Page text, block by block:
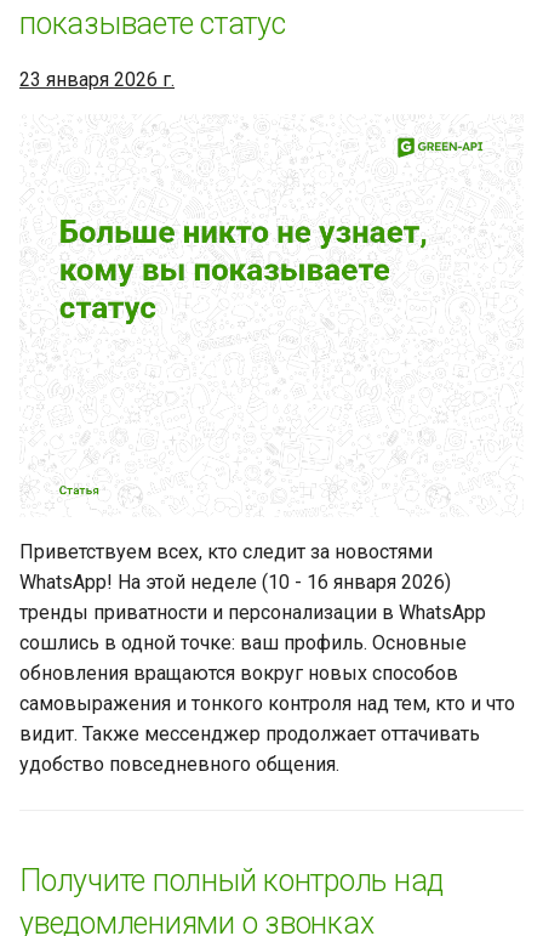
Транскрипция голосовых
сообщений WhatsApp
станет удобнее
Стикеры в WhatsApp, как
инструмент для выражения
эмоций
Снизить риск блокировки
WhatsApp: правила и
действия
Сетевой этикет: как
шрифты и эмодзи влияют
на восприятие сообщений
WhatsApp добавляет новый
функционал для личных
сообщений
Согласие на отправку
сообщений: почему это
важно и как правильно его
получить
Добавление связанных
Всё, что вы хотели знать о
группах WhatsApp (но
боялись спросить)
показываете статус
23 января 2026 г.
Приветствуем всех, кто следит за новостями
WhatsApp! На этой неделе (10 - 16 января 2026)
тренды приватности и персонализации в WhatsApp
сошлись в одной точке: ваш профиль. Основные
обновления вращаются вокруг новых способов
самовыражения и тонкого контроля над тем, кто и что
видит. Также мессенджер продолжает оттачивать
удобство повседневного общения.
Получите полный контроль над
уведомлениями о звонках